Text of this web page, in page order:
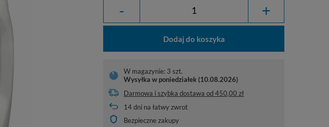
- +
Dodaj do koszyka
W magazynie: 3 szt.
Wysyłkaw poniedziałek (10.08.2026)
Darmowa i szybka dostawa od450,00 zł
14dni na łatwy zwrot
Bezpieczne zakupy